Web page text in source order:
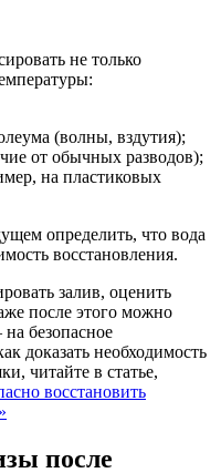
не только
(волны, вздутия);
от обычных разводов);
на пластиковых
определить, что вода
восстановления.
залив, оценить
после этого можно
безопасное
доказать необходимость
читайте в статье,
восстановить
после